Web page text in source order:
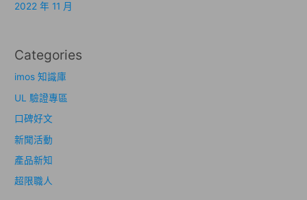
2022 年 11 月
Categories
imos 知識庫
UL 驗證專區
口碑好文
新聞活動
產品新知
超限職人